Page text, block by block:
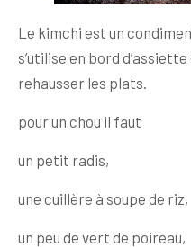
Le kimchi est un
s’utilise en bord
rehausser les plats.
pour un chou il faut
un petit radis,
une cuillère à soupe de riz,
un peu de vert de poireau,